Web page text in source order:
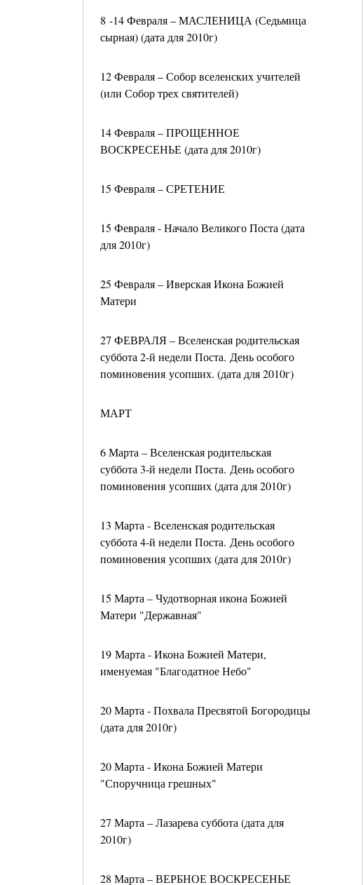
8 -14 Февраля – МАСЛЕНИЦА (Седьмица
сырная) (дата для 2010г)
12 Февраля – Собор вселенских учителей
(или Собор трех святителей)
14 Февраля – ПРОЩЕННОЕ
ВОСКРЕСЕНЬЕ (дата для 2010г)
15 Февраля – СРЕТЕНИЕ
15 Февраля - Начало Великого Поста (дата
для 2010г)
25 Февраля – Иверская Икона Божией
Матери
27 ФЕВРАЛЯ – Вселенская родительская
суббота 2-й недели Поста. День особого
поминовения усопших. (дата для 2010г)
МАРТ
6 Марта – Вселенская родительская
суббота 3-й недели Поста. День особого
поминовения усопших (дата для 2010г)
13 Марта - Вселенская родительская
суббота 4-й недели Поста. День особого
поминовения усопших (дата для 2010г)
15 Марта – Чудотворная икона Божией
Матери "Державная"
19 Марта - Икона Божией Матери,
именуемая "Благодатное Небо"
20 Марта - Похвала Пресвятой Богородицы
(дата для 2010г)
20 Марта - Икона Божией Матери
"Споручница грешных"
27 Марта – Лазарева суббота (дата для
2010г)
28 Марта – ВЕРБНОЕ ВОСКРЕСЕНЬЕ